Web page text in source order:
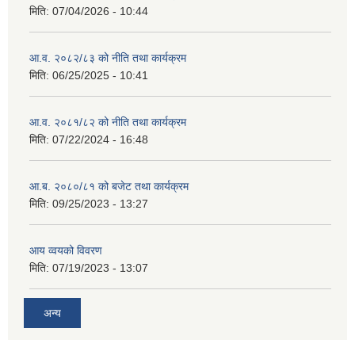
मिति: 07/04/2026 - 10:44
आ.व. २०८२/८३ को नीति तथा कार्यक्रम
मिति: 06/25/2025 - 10:41
आ.व. २०८१/८२ को नीति तथा कार्यक्रम
मिति: 07/22/2024 - 16:48
आ.ब. २०८०/८१ को बजेट तथा कार्यक्रम
मिति: 09/25/2023 - 13:27
आय व्वयको विवरण
मिति: 07/19/2023 - 13:07
अन्य